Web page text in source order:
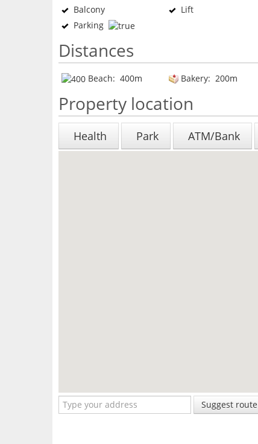
Balcony Lift
Parking
Distances
Beach: 400m Bakery: 200m
Property location
Health Park ATM/Bank
Suggest route